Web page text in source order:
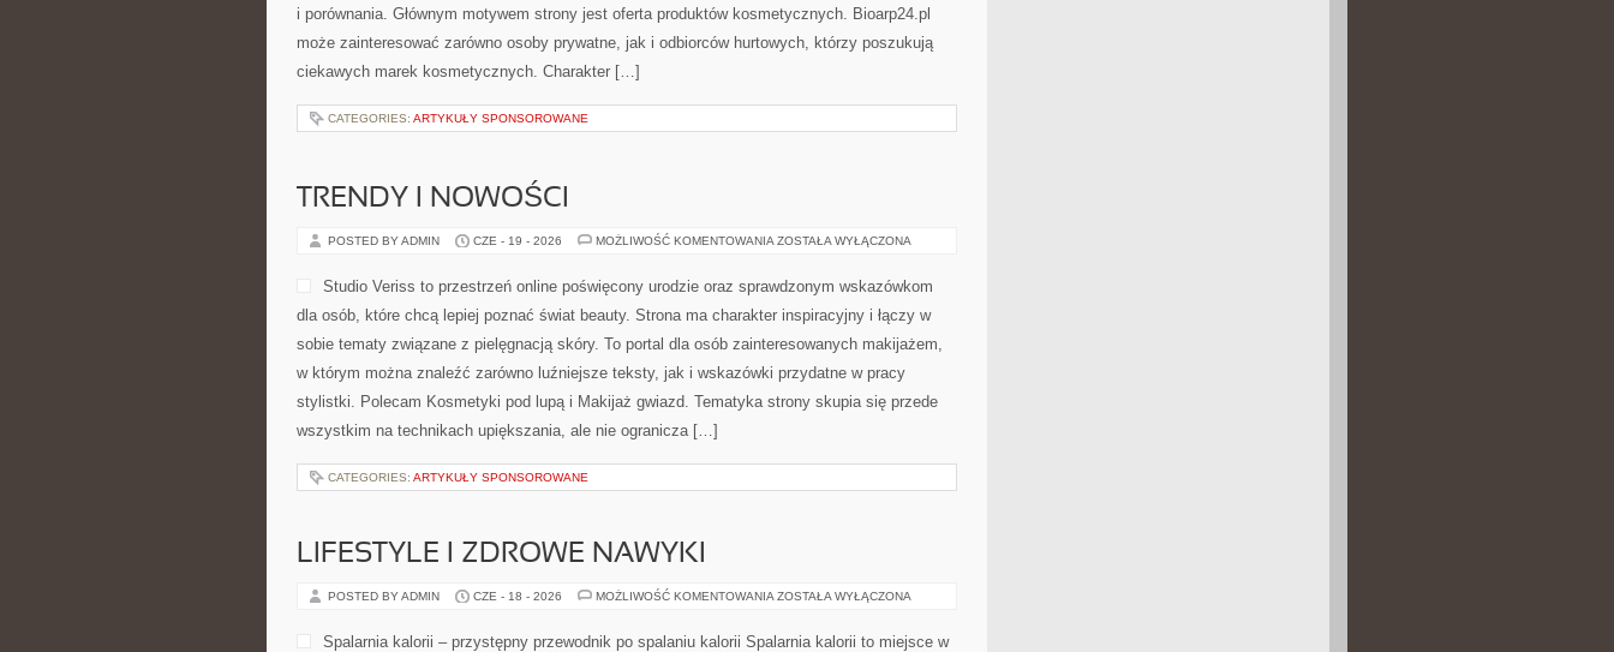
i porównania. Głównym motywem strony jest oferta produktów kosmetycznych. Bioarp24.pl
może zainteresować zarówno osoby prywatne, jak i odbiorców hurtowych, którzy poszukują
ciekawych marek kosmetycznych. Charakter […]
CATEGORIES: ARTYKUŁY SPONSOROWANE
TRENDY I NOWOŚCI
POSTED BY ADMIN CZE - 19 - 2026 MOŻLIWOŚĆ KOMENTOWANIA TRENDY
ZOSTAŁA WYŁĄCZONA
Studio Veriss to przestrzeń online poświęcony urodzie oraz sprawdzonym wskazówkom
dla osób, które chcą lepiej poznać świat beauty. Strona ma charakter inspiracyjny i łączy w
sobie tematy związane z pielęgnacją skóry. To portal dla osób zainteresowanych makijażem,
w którym można znaleźć zarówno luźniejsze teksty, jak i wskazówki przydatne w pracy
stylistki. Polecam Kosmetyki pod lupą i Makijaż gwiazd. Tematyka strony skupia się przede
wszystkim na technikach upiększania, ale nie ogranicza […]
CATEGORIES: ARTYKUŁY SPONSOROWANE
LIFESTYLE I ZDROWE NAWYKI
POSTED BY ADMIN CZE - 18 - 2026 MOŻLIWOŚĆ KOMENTOWANIA LIFESTYLE
NAWYKI
ZOSTAŁA WYŁĄCZONA
Spalarnia kalorii – przystępny przewodnik po spalaniu kalorii Spalarnia kalorii to miejsce w